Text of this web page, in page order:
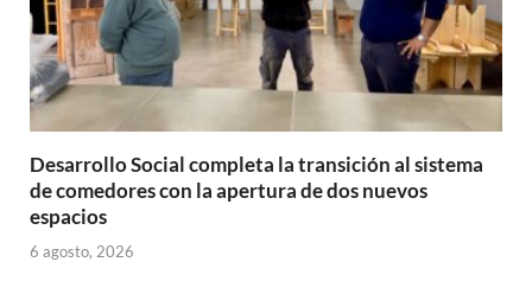
Desarrollo Social completa la transición al sistema
de comedores con la apertura de dos nuevos
espacios
6 agosto, 2026